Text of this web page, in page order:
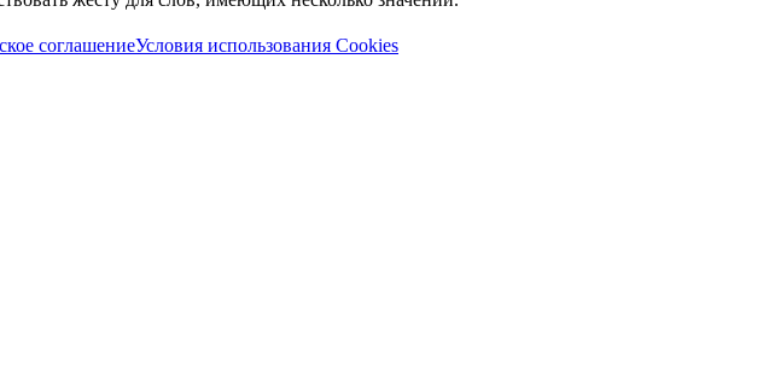
соглашениеУсловия использования Cookies